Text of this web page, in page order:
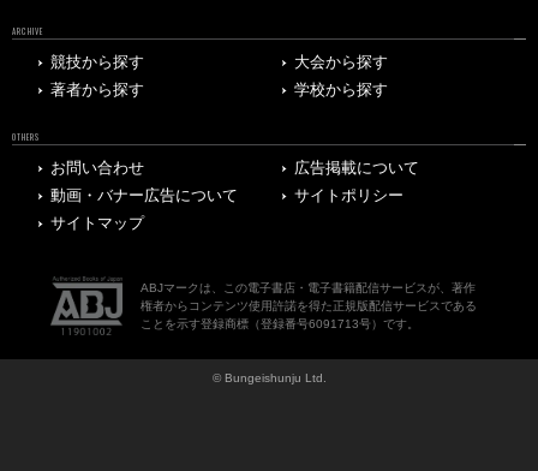
ARCHIVE
競技から探す
大会から探す
著者から探す
学校から探す
OTHERS
お問い合わせ
広告掲載について
動画・バナー広告について
サイトポリシー
サイトマップ
ABJマークは、この電子書店・電子書籍配信サービスが、著作
権者からコンテンツ使用許諾を得た正規版配信サービスである
ことを示す登録商標（登録番号6091713号）です。
© Bungeishunju Ltd.